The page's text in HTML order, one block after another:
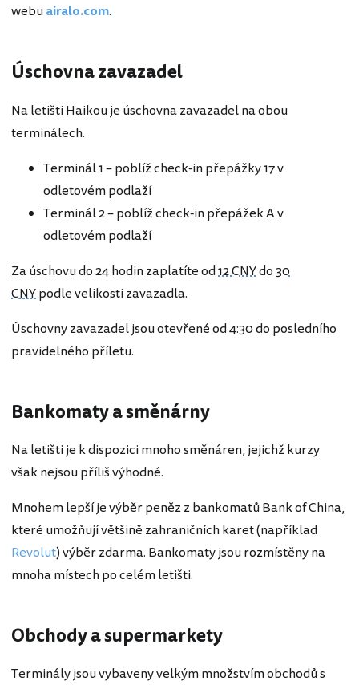
webuairalo.com.
Úschovna zavazadel
Na letišti Haikou je úschovna zavazadel na obou
terminálech.
Terminál 1 – poblíž check-in přepážky 17 v
odletovém podlaží
Terminál 2 – poblíž check-in přepážek A v
odletovém podlaží
Za úschovu do 24 hodin zaplatíte od12 CNYdo30
CNYpodle velikosti zavazadla.
Úschovny zavazadel jsou otevřené od 4:30 do posledního
pravidelného příletu.
Bankomaty a směnárny
Na letišti je k dispozici mnoho směnáren, jejichž kurzy
však nejsou příliš výhodné.
Mnohem lepší je výběr peněz z bankomatů Bank of China,
které umožňují většině zahraničních karet (například
Revolut) výběr zdarma. Bankomaty jsou rozmístěny na
mnoha místech po celém letišti.
Obchody a supermarkety
Terminály jsou vybaveny velkým množstvím obchodů s